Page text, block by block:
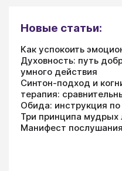
Новые статьи:
Как успокоить
Духовность: путь
умного действия
Синтон-подход и
терапия:
Обида: инструкция
Три принципа
Манифест